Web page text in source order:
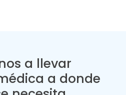
a llevar
a donde